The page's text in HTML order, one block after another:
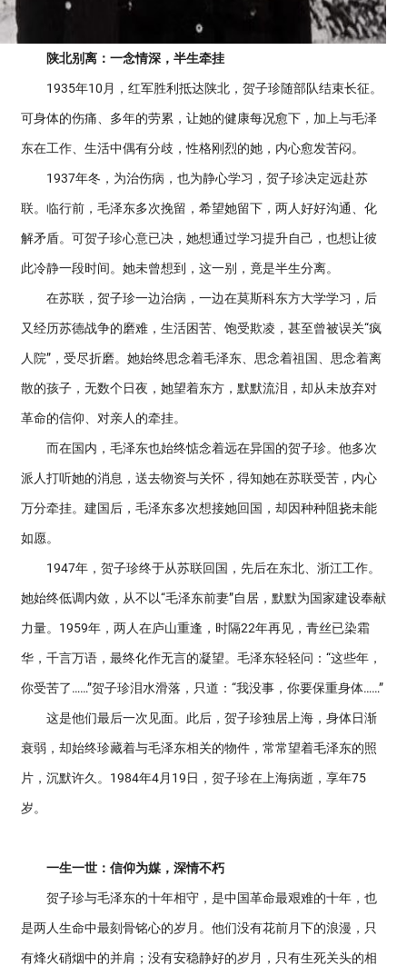
陕北别离：一念情深，半生牵挂
1935年10月，红军胜利抵达陕北，贺子珍随部队结束长征。
可身体的伤痛、多年的劳累，让她的健康每况愈下，加上与毛泽
东在工作、生活中偶有分歧，性格刚烈的她，内心愈发苦闷。
1937年冬，为治伤病，也为静心学习，贺子珍决定远赴苏
联。临行前，毛泽东多次挽留，希望她留下，两人好好沟通、化
解矛盾。可贺子珍心意已决，她想通过学习提升自己，也想让彼
此冷静一段时间。她未曾想到，这一别，竟是半生分离。
在苏联，贺子珍一边治病，一边在莫斯科东方大学学习，后
又经历苏德战争的磨难，生活困苦、饱受欺凌，甚至曾被误关“疯
人院”，受尽折磨。她始终思念着毛泽东、思念着祖国、思念着离
散的孩子，无数个日夜，她望着东方，默默流泪，却从未放弃对
革命的信仰、对亲人的牵挂。
而在国内，毛泽东也始终惦念着远在异国的贺子珍。他多次
派人打听她的消息，送去物资与关怀，得知她在苏联受苦，内心
万分牵挂。建国后，毛泽东多次想接她回国，却因种种阻挠未能
如愿。
1947年，贺子珍终于从苏联回国，先后在东北、浙江工作。
她始终低调内敛，从不以“毛泽东前妻”自居，默默为国家建设奉献
力量。1959年，两人在庐山重逢，时隔22年再见，青丝已染霜
华，千言万语，最终化作无言的凝望。毛泽东轻轻问：“这些年，
你受苦了……”贺子珍泪水滑落，只道：“我没事，你要保重身体……”
这是他们最后一次见面。此后，贺子珍独居上海，身体日渐
衰弱，却始终珍藏着与毛泽东相关的物件，常常望着毛泽东的照
片，沉默许久。1984年4月19日，贺子珍在上海病逝，享年75
岁。
一生一世：信仰为媒，深情不朽
贺子珍与毛泽东的十年相守，是中国革命最艰难的十年，也
是两人生命中最刻骨铭心的岁月。他们没有花前月下的浪漫，只
有烽火硝烟中的并肩；没有安稳静好的岁月，只有生死关头的相